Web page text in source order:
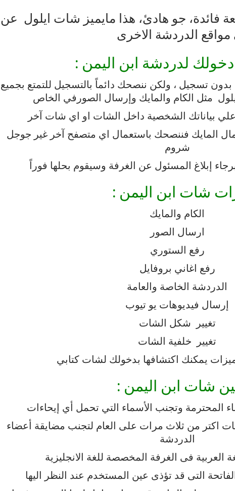
فائدة، جو هادئ، هذا مايميز شات ايلول عن
مواقع الدردشة الاخرى
دخولك لدردشة ابن اليمن :
بدون تسجيل ، ولكن ننصحك دائماً بالتسجيل للتمتع بجميع
مثل الكام والمايك وإرسال الصور في الخاص
علي بياناتك الشخصية داخل الشات او اي شات آخر
المايك فننصحك باستعمال اي متصفح آخر غير جوجل
شروم
إبلاغ المسئول عن الغرفة وسيقوم بحلها فوراً
شات ابن اليمن :
الكام والمايك
ارسال الصور
رفع الستوري
رفع اغاني بروفايل
الدردشة الخاصة والعامة
إرسال فيديوهات يو تيوب
تغيير
شكل الشات
تغيير
خلفية الشات
يمكنك اكتشافها بدخولك لشات كتابي
شات ابن اليمن :
المحترمة وتجنب الأسماء التي تحمل أي إيحاءات
اكتر من ثلاث مرات على العام لتجنب مضايقة أعضاء
الدردشة
العربية فى الغرفة المخصصة للغة الانجليزية
التى قد تؤذى عين المستخدم عند النظر اليها